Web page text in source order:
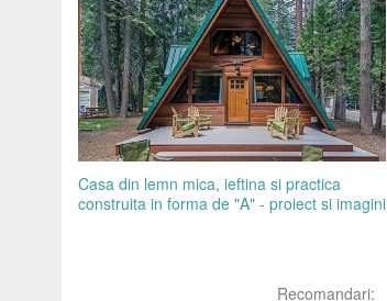
Casa din lemn mica, ieftina si practica
construita in forma de "A" - proiect si imagini
Recomandari: